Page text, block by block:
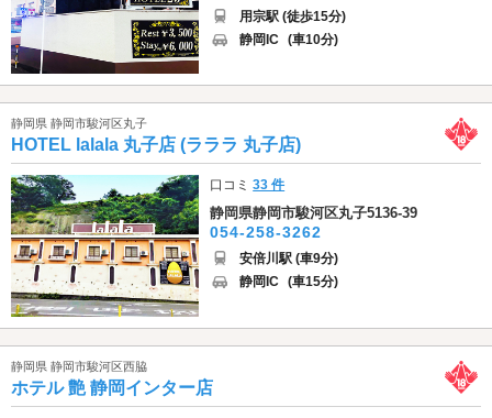
用宗駅 (徒歩15分)
静岡IC (車10分)
静岡県 静岡市駿河区丸子
HOTEL lalala 丸子店 (ラララ 丸子店)
口コミ33 件
静岡県静岡市駿河区丸子5136-39
054-258-3262
安倍川駅 (車9分)
静岡IC (車15分)
静岡県 静岡市駿河区西脇
ホテル 艶 静岡インター店